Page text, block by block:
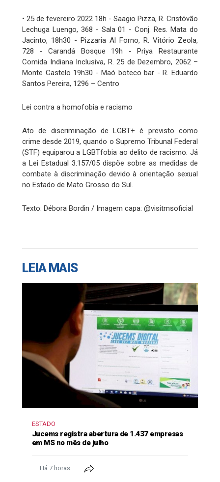
• 25 de fevereiro 2022 18h - Saagio Pizza, R. Cristóvão
Lechuga Luengo, 368 - Sala 01 - Conj. Res. Mata do
Jacinto, 18h30 - Pizzaria Al Forno, R. Vitório Zeola,
728 - Carandá Bosque 19h - Priya Restaurante
Comida Indiana Inclusiva, R. 25 de Dezembro, 2062 –
Monte Castelo 19h30 - Maó boteco bar - R. Eduardo
Santos Pereira, 1296 – Centro
Lei contra a homofobia e racismo
Ato de discriminação de LGBT+ é previsto como
crime desde 2019, quando o Supremo Tribunal Federal
(STF) equiparou a LGBTfobia ao delito de racismo. Já
a Lei Estadual 3.157/05 dispõe sobre as medidas de
combate à discriminação devido à orientação sexual
no Estado de Mato Grosso do Sul.
Texto: Débora Bordin / Imagem capa: @visitmsoficial
LEIA MAIS
ESTADO
Jucems registra abertura de 1.437 empresas
em MS no mês de julho
Há 7 horas